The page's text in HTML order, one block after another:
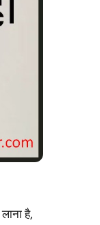
है,